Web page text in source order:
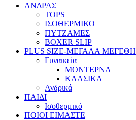
ΑΝΔΡΑΣ
TOPS
ΙΣΟΘΕΡΜΙΚΟ
ΠΥΤΖΑΜΕΣ
BOXER SLIP
PLUS SIZE-ΜΕΓΑΛΑ ΜΕΓΕΘΗ
Γυναικεία
ΜΟΝΤΕΡΝΑ
ΚΛΑΣΙΚΑ
Ανδρικά
ΠΑΙΔΙ
Ισοθερμικό
ΠΟΙΟΙ ΕΙΜΑΣΤΕ